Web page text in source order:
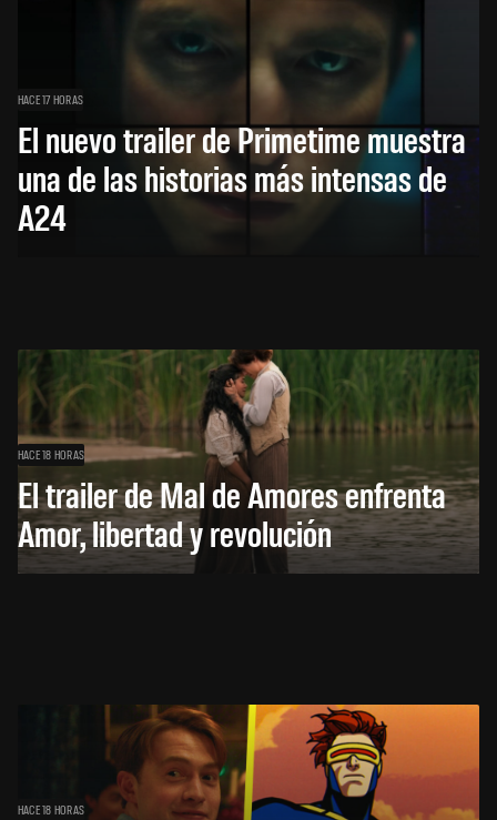
HACE 17 HORAS
El nuevo trailer de Primetime muestra
una de las historias más intensas de
A24
HACE 18 HORAS
El trailer de Mal de Amores enfrenta
Amor, libertad y revolución
HACE 18 HORAS